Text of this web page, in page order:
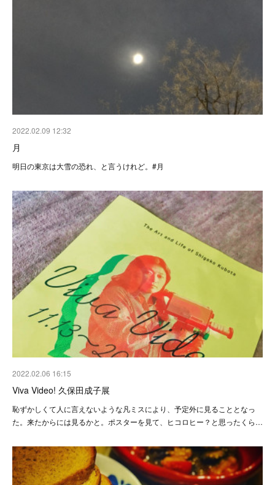
2022.02.09 12:32
月
明日の東京は大雪の恐れ、と言うけれど。#月
2022.02.06 16:15
Viva Video! 久保田成子展
恥ずかしくて人に言えないような凡ミスにより、予定外に見ることとなっ
た。来たからには見るかと。ポスターを見て、ヒコロヒー？と思ったくら…